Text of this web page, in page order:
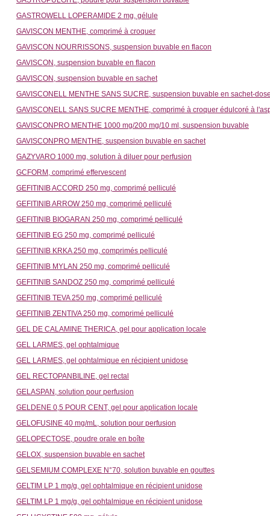
GASTROWELL LOPERAMIDE 2 mg, gélule
GAVISCON MENTHE, comprimé à croquer
GAVISCON NOURRISSONS, suspension buvable en flacon
GAVISCON, suspension buvable en flacon
GAVISCON, suspension buvable en sachet
GAVISCONELL MENTHE SANS SUCRE, suspension buvable en sachet-
GAVISCONELL SANS SUCRE MENTHE, comprimé à croquer édulcoré à
GAVISCONPRO MENTHE 1000 mg/200 mg/10 ml, suspension buvable
GAVISCONPRO MENTHE, suspension buvable en sachet
GAZYVARO 1000 mg, solution à diluer pour perfusion
GCFORM, comprimé effervescent
GEFITINIB ACCORD 250 mg, comprimé pelliculé
GEFITINIB ARROW 250 mg, comprimé pelliculé
GEFITINIB BIOGARAN 250 mg, comprimé pelliculé
GEFITINIB EG 250 mg, comprimé pelliculé
GEFITINIB KRKA 250 mg, comprimés pelliculé
GEFITINIB MYLAN 250 mg, comprimé pelliculé
GEFITINIB SANDOZ 250 mg, comprimé pelliculé
GEFITINIB TEVA 250 mg, comprimé pelliculé
GEFITINIB ZENTIVA 250 mg, comprimé pelliculé
GEL DE CALAMINE THERICA, gel pour application locale
GEL LARMES, gel ophtalmique
GEL LARMES, gel ophtalmique en récipient unidose
GEL RECTOPANBILINE, gel rectal
GELASPAN, solution pour perfusion
GELDENE 0,5 POUR CENT, gel pour application locale
GELOFUSINE 40 mg/mL, solution pour perfusion
GELOPECTOSE, poudre orale en boîte
GELOX, suspension buvable en sachet
GELSEMIUM COMPLEXE N°70, solution buvable en gouttes
GELTIM LP 1 mg/g, gel ophtalmique en récipient unidose
GELTIM LP 1 mg/g, gel ophtalmique en récipient unidose